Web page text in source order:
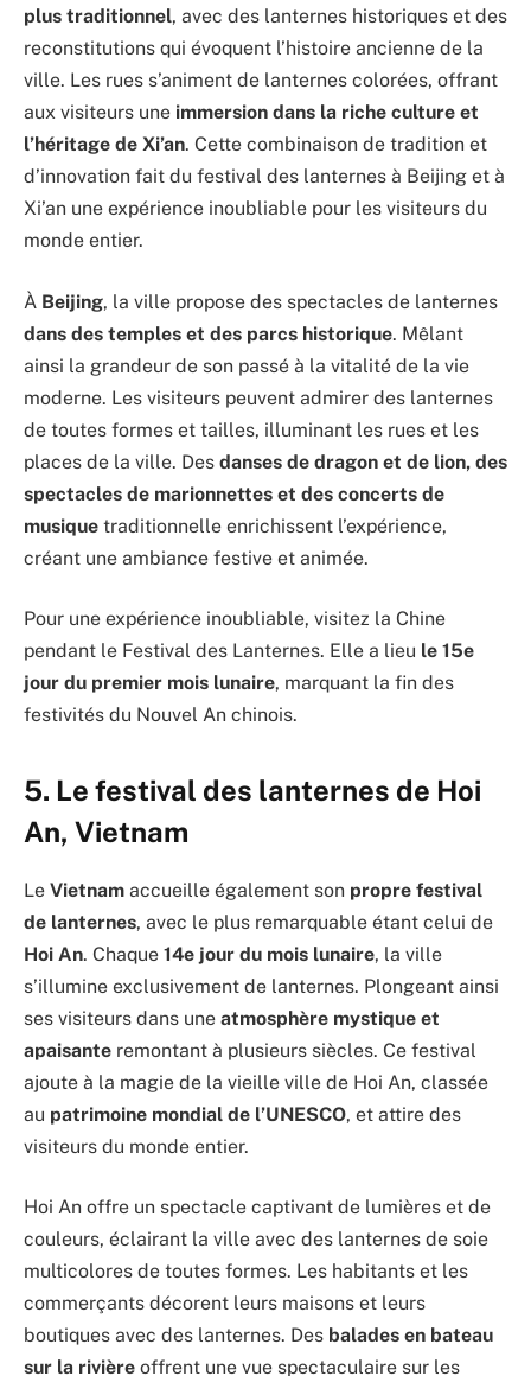
plus traditionnel, avec des lanternes historiques et des
reconstitutions qui évoquent l’histoire ancienne de la
ville. Les rues s’animent de lanternes colorées, offrant
aux visiteurs une immersion dans la riche culture et
l’héritage de Xi’an. Cette combinaison de tradition et
d’innovation fait du festival des lanternes à Beijing et à
Xi’an une expérience inoubliable pour les visiteurs du
monde entier.
À Beijing, la ville propose des spectacles de lanternes
dans des temples et des parcs historique. Mêlant
ainsi la grandeur de son passé à la vitalité de la vie
moderne. Les visiteurs peuvent admirer des lanternes
de toutes formes et tailles, illuminant les rues et les
places de la ville. Des danses de dragon et de lion, des
spectacles de marionnettes et des concerts de
musique traditionnelle enrichissent l’expérience,
créant une ambiance festive et animée.
Pour une expérience inoubliable, visitez la Chine
pendant le Festival des Lanternes. Elle a lieu le 15e
jour du premier mois lunaire, marquant la fin des
festivités du Nouvel An chinois.
5. Le festival des lanternes de Hoi
An, Vietnam
Le Vietnam accueille également son propre festival
de lanternes, avec le plus remarquable étant celui de
Hoi An. Chaque 14e jour du mois lunaire, la ville
s’illumine exclusivement de lanternes. Plongeant ainsi
ses visiteurs dans une atmosphère mystique et
apaisante remontant à plusieurs siècles. Ce festival
ajoute à la magie de la vieille ville de Hoi An, classée
au patrimoine mondial de l’UNESCO, et attire des
visiteurs du monde entier.
Hoi An offre un spectacle captivant de lumières et de
couleurs, éclairant la ville avec des lanternes de soie
multicolores de toutes formes. Les habitants et les
commerçants décorent leurs maisons et leurs
boutiques avec des lanternes. Des balades en bateau
sur la rivière offrent une vue spectaculaire sur les